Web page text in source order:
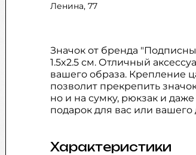
Ленина, 77
Значок от бренда
1.5x2.5 см. Отличный
вашего образа. Крепление
позволит прекрепить
но и на сумку, рюкзак и
подарок для вас или вашего
Характеристики